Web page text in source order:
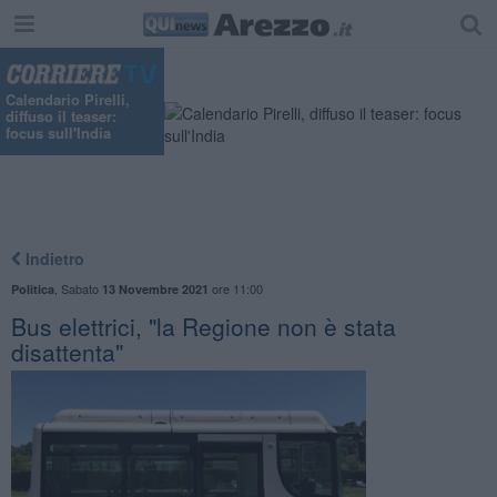
Calendario Pirelli,
diffuso il teaser:
focus sull'India
Indietro
Politica Sabato 13 Novembre 2021 ore 11:00
Bus elettrici, "la Regione non è stata
disattenta"